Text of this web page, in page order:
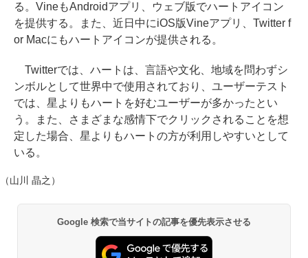
る。VineもAndroidアプリ、ウェブ版でハートアイコン
を提供する。また、近日中にiOS版Vineアプリ、Twitter f
or Macにもハートアイコンが提供される。
Twitterでは、ハートは、言語や文化、地域を問わずシ
ンボルとして世界中で使用されており、ユーザーテスト
では、星よりもハートを好むユーザーが多かったとい
う。また、さまざまな感情下でクリックされることを想
定した場合、星よりもハートの方が利用しやすいとして
いる。
（山川 晶之）
Google 検索で当サイトの記事を優先表示させる